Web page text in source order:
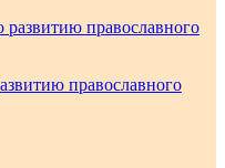
православного